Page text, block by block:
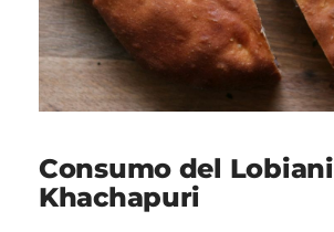
Consumo del Lobiani
Khachapuri